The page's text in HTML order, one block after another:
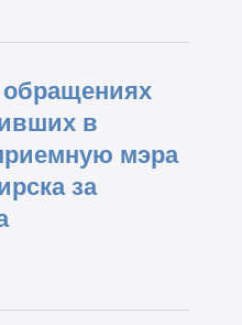
в
мэра
за